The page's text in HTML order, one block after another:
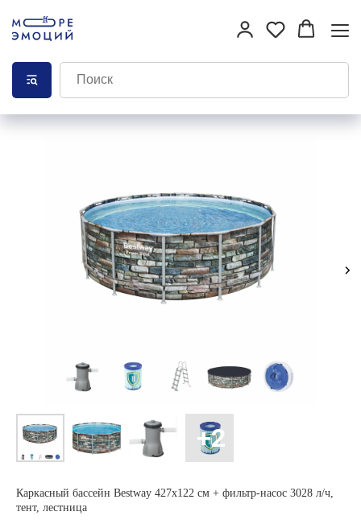
Каркасный бассейн Bestway 427х122 см + фильтр-насос 3028 л/ч,
тент, лестница